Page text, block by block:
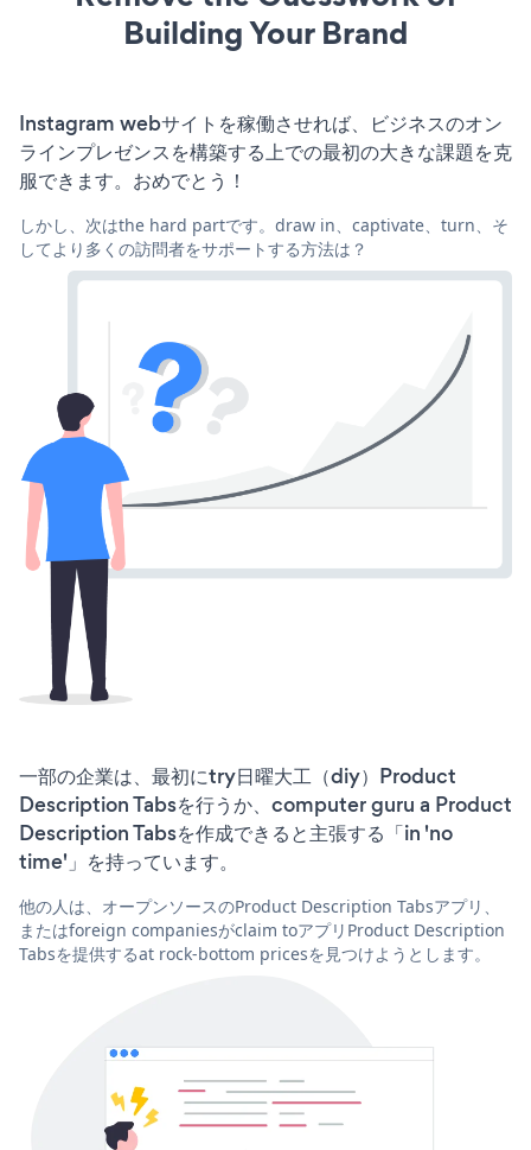
Building Your Brand
Instagram webサイトを稼働させれば、ビジネスのオン
ラインプレゼンスを構築する上での最初の大きな課題を克
服できます。おめでとう！
しかし、次はthe hard partです。draw in、captivate、turn、そ
してより多くの訪問者をサポートする方法は？
一部の企業は、最初にtry日曜大工（diy）Product
Description Tabsを行うか、computer guru a Product
Description Tabsを作成できると主張する「in 'no
time'」を持っています。
他の人は、オープンソースのProduct Description Tabsアプリ、
またはforeign companiesがclaim toアプリProduct Description
Tabsを提供するat rock-bottom pricesを見つけようとします。